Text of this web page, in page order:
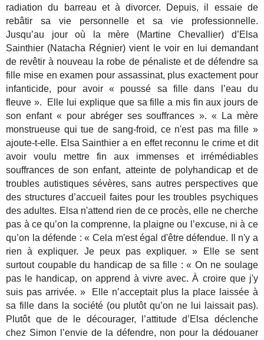
radiation du barreau et à divorcer. Depuis, il essaie de
rebâtir sa vie personnelle et sa vie professionnelle.
Jusqu’au jour où la mère (Martine Chevallier) d’Elsa
Sainthier (Natacha Régnier) vient le voir en lui demandant
de revêtir à nouveau la robe de pénaliste et de défendre sa
fille mise en examen pour assassinat, plus exactement pour
infanticide, pour avoir « poussé sa fille dans l’eau du
fleuve ». Elle lui explique que sa fille a mis fin aux jours de
son enfant « pour abréger ses souffrances ». « La mère
monstrueuse qui tue de sang-froid, ce n'est pas ma fille »
ajoute-t-elle. Elsa Sainthier a en effet reconnu le crime et dit
avoir voulu mettre fin aux immenses et irrémédiables
souffrances de son enfant, atteinte de polyhandicap et de
troubles autistiques sévères, sans autres perspectives que
des structures d’accueil faites pour les troubles psychiques
des adultes. Elsa n'attend rien de ce procès, elle ne cherche
pas à ce qu’on la comprenne, la plaigne ou l’excuse, ni à ce
qu’on la défende : « Cela m'est égal d'être défendue. Il n'y a
rien à expliquer. Je peux pas expliquer. » Elle se sent
surtout coupable du handicap de sa fille : « On ne soulage
pas le handicap, on apprend à vivre avec. À croire que j'y
suis pas arrivée. » Elle n’acceptait plus la place laissée à
sa fille dans la société (ou plutôt qu’on ne lui laissait pas).
Plutôt que de le décourager, l’attitude d’Elsa déclenche
chez Simon l’envie de la défendre, non pour la dédouaner